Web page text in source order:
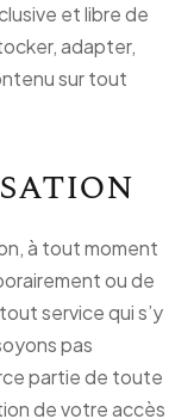
et libre de
adapter,
sur tout
à tout moment
ou de
service qui s’y
pas
partie de toute
de votre accès